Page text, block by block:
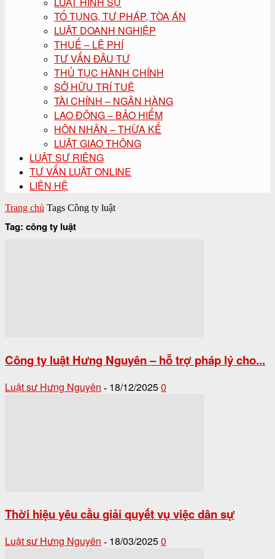
TỐ TỤNG, TƯ PHÁP, TÒA ÁN
LUẬT DOANH NGHIỆP
THUẾ – LỆ PHÍ
TƯ VẤN ĐẦU TƯ
THỦ TỤC HÀNH CHÍNH
SỞ HỮU TRÍ TUỆ
TÀI CHÍNH – NGÂN HÀNG
LAO ĐỘNG – BẢO HIỂM
HÔN NHÂN – THỪA KẾ
LUẬT GIAO THÔNG
LUẬT SƯ RIÊNG
TƯ VẤN LUẬT ONLINE
LIÊN HỆ
Trang chủ Tags Công ty luật
Tag: công ty luật
Công ty luật Hưng Nguyên – hỗ trợ pháp lý cho...
Luật sư Hưng Nguyên - 18/12/20250
Thời hiệu yêu cầu giải quyết vụ việc dân sự
Luật sư Hưng Nguyên - 18/03/20250